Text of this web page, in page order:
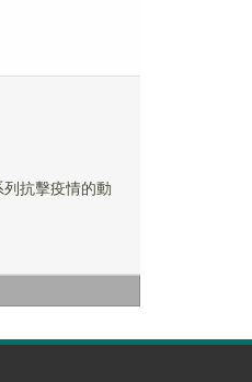
抗擊疫情的動